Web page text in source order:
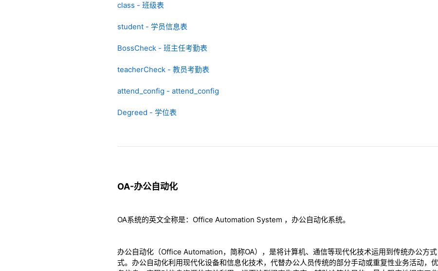
class - 班级表
student - 学员信息表
BossCheck - 班主任考勤表
teacherCheck - 教员考勤表
attend_config - attend_config
Degreed - 学位表
OA-办公自动化
OA系统的英文全称是：Office Automation System ，办公自动化系统。
办公自动化（Office Automation，简称OA），是将计算机、通信等现代化技术运用到传统办公方
式。办公自动化利用现代化设备和信息化技术，代替办公人员传统的部分手动或重复性业务活动，